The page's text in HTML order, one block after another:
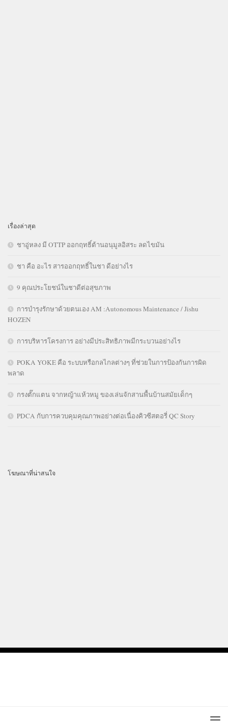
เรื่องล่าสุด
ชาอู่หลง มี OTTP ออกฤทธิ์ต้านอนุมูลอิสระ ลดไขมัน
ชา คือ อะไร สารออกฤทธิ์ในชา ดีอย่างไร
9 คุณประโยชน์ในชาดีต่อสุขภาพ
การบำรุงรักษาด้วยตนเอง AM :Autonomous Maintenance / Jishu
HOZEN
การบริหารโครงการ อย่างมีประสิทธิภาพมีกระบวนอย่างไร
POKA YOKE คือ ระบบหรือกลไกลต่างๆ ที่ช่วยในการป้องกันการผิด
พลาด
กรงตั๊กแตน จากหญ้าแห้วหมู ของเล่นจักสานพื้นบ้านสมัยเด็กๆ
PDCA กับการควบคุมคุณภาพอย่างต่อเนื่องคิวซีสตอรี่ QC Story
โฆษณาที่น่าสนใจ